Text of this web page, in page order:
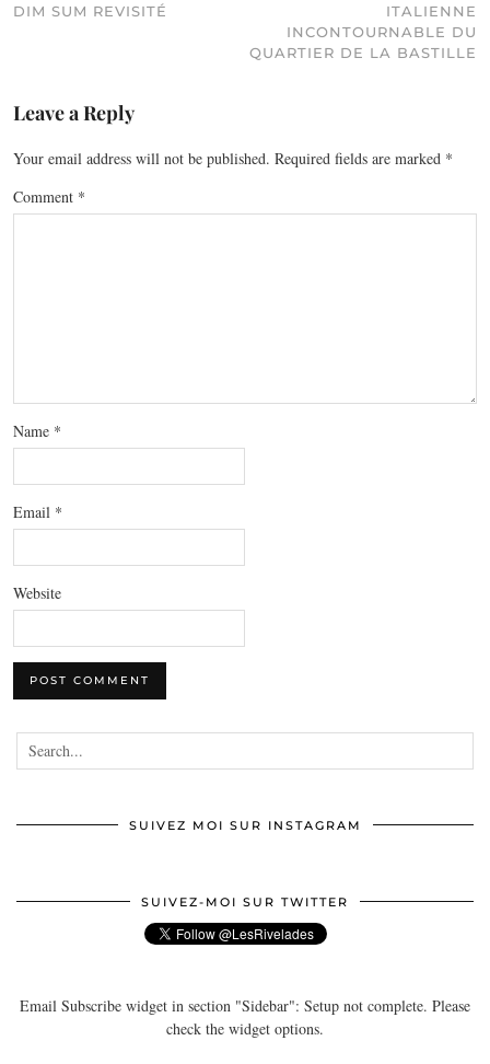
DIM SUM REVISITÉ
ITALIENNE
INCONTOURNABLE DU
QUARTIER DE LA BASTILLE
Leave a Reply
Your email address will not be published. Required fields are marked *
Comment *
Name *
Email *
Website
SUIVEZ MOI SUR INSTAGRAM
SUIVEZ-MOI SUR TWITTER
Email Subscribe widget in section "Sidebar": Setup not complete. Please
check the widget options.